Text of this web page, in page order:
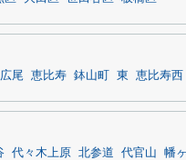
広尾 恵比寿 鉢山町 東 恵比寿西
代々木上原 北参道 代官山 幡